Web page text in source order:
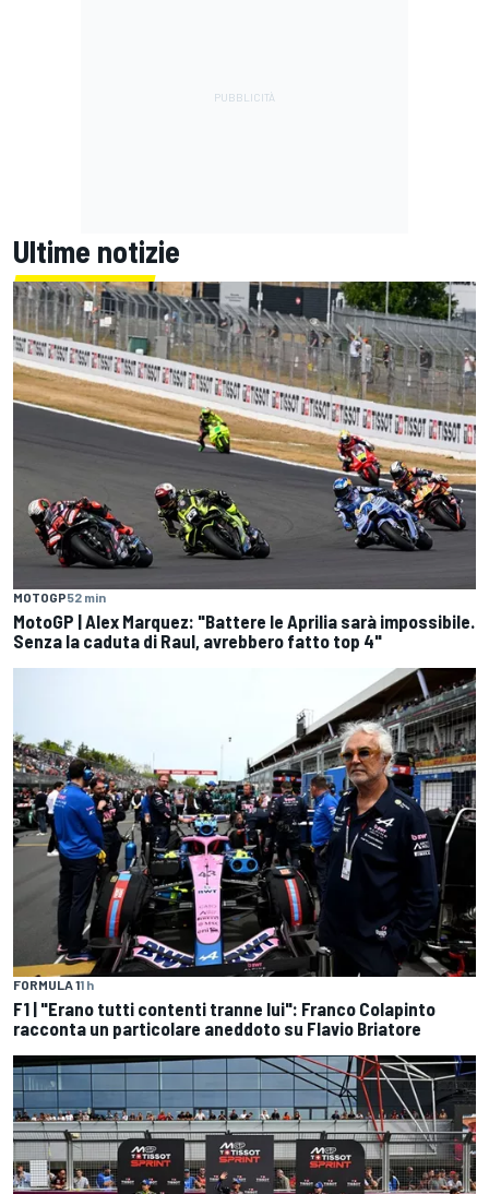
Ultime notizie
MOTOGP52 min
MotoGP | Alex Marquez: "Battere le Aprilia sarà impossibile.
Senza la caduta di Raul, avrebbero fatto top 4"
FORMULA 11 h
F1 | "Erano tutti contenti tranne lui": Franco Colapinto
racconta un particolare aneddoto su Flavio Briatore